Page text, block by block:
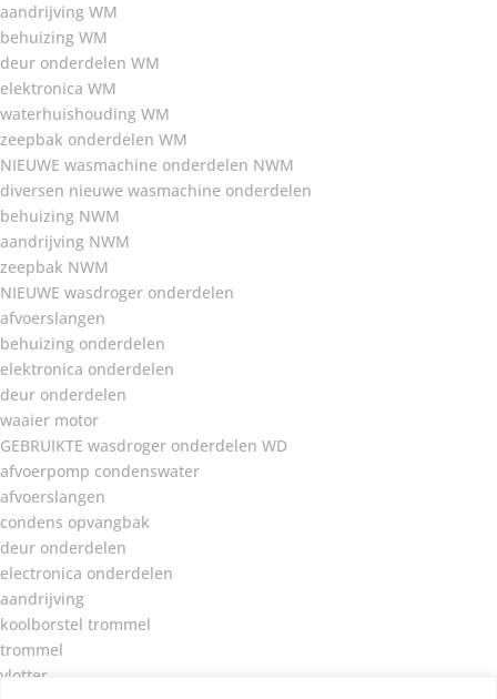
aandrijving WM
behuizing WM
deur onderdelen WM
elektronica WM
waterhuishouding WM
zeepbak onderdelen WM
NIEUWE wasmachine onderdelen NWM
diversen nieuwe wasmachine onderdelen
behuizing NWM
aandrijving NWM
zeepbak NWM
NIEUWE wasdroger onderdelen
afvoerslangen
behuizing onderdelen
elektronica onderdelen
deur onderdelen
waaier motor
GEBRUIKTE wasdroger onderdelen WD
afvoerpomp condenswater
afvoerslangen
condens opvangbak
deur onderdelen
electronica onderdelen
aandrijving
koolborstel trommel
trommel
vlotter